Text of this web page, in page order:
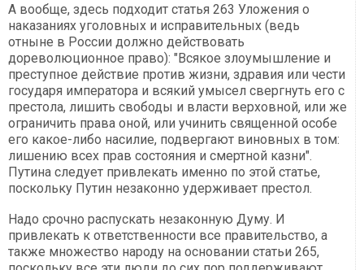
А вообще, здесь подходит статья 263 Уложения о
наказаниях уголовных и исправительных (ведь
отныне в России должно действовать
дореволюционное право): "Всякое злоумышление и
преступное действие против жизни, здравия или чести
государя императора и всякий умысел свергнуть его с
престола, лишить свободы и власти верховной, или же
ограничить права оной, или учинить священной особе
его какое-либо насилие, подвергают виновных в том:
лишению всех прав состояния и смертной казни".
Путина следует привлекать именно по этой статье,
поскольку Путин незаконно удерживает престол.
Надо срочно распускать незаконную Думу. И
привлекать к ответственности все правительство, а
также множество народу на основании статьи 265,